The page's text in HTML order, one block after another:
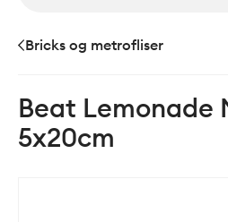
Bricks og metrofliser
Beat Lemonade
5x20cm